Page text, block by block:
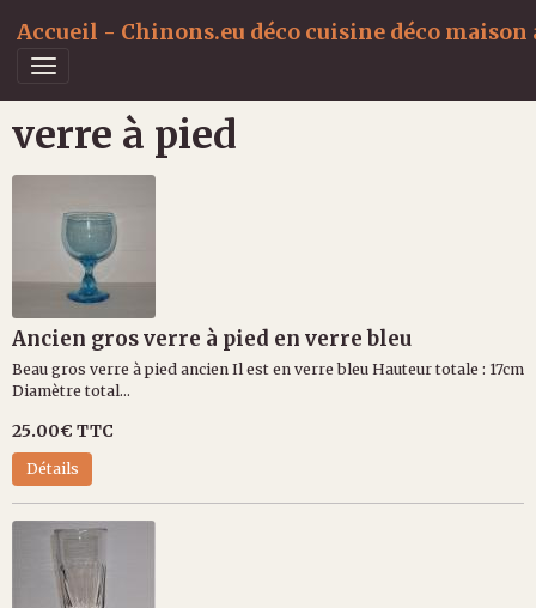
Accueil - Chinons.eu déco cuisine déco
verre à pied
Ancien gros verre à pied en verre bleu
Beau gros verre à pied ancien Il est en verre bleu Hauteur totale : 17cm
Diamètre total...
25.00€ TTC
Détails